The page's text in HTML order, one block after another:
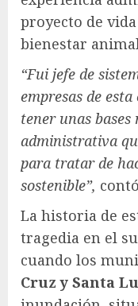
proyecto de
bienestar
“Fui jefe de
empresas de
tener unas
administrativa
para tratar de
sostenible”,
La historia de
tragedia en el
cuando los
Cruz y Santa